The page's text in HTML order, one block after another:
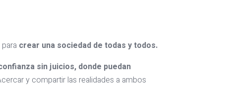
crear una sociedad de todas y todos.
sin juicios, donde puedan
y compartir las realidades a ambos